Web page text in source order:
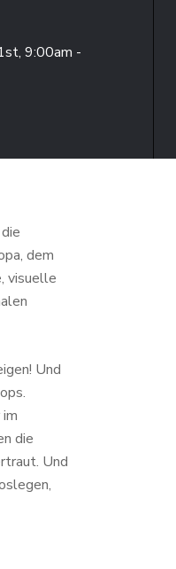
9:00am -
dem
visuelle
Und
die
Und